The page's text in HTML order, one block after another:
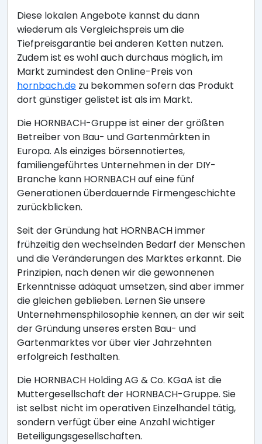
Diese lokalen Angebote kannst du dann
wiederum als Vergleichspreis um die
Tiefpreisgarantie bei anderen Ketten nutzen.
Zudem ist es wohl auch durchaus möglich, im
Markt zumindest den Online-Preis von
hornbach.de zu bekommen sofern das Produkt
dort günstiger gelistet ist als im Markt.
Die HORNBACH-Gruppe ist einer der größten
Betreiber von Bau- und Gartenmärkten in
Europa. Als einziges börsennotiertes,
familiengeführtes Unternehmen in der DIY-
Branche kann HORNBACH auf eine fünf
Generationen überdauernde Firmengeschichte
zurückblicken.
Seit der Gründung hat HORNBACH immer
frühzeitig den wechselnden Bedarf der Menschen
und die Veränderungen des Marktes erkannt. Die
Prinzipien, nach denen wir die gewonnenen
Erkenntnisse adäquat umsetzen, sind aber immer
die gleichen geblieben. Lernen Sie unsere
Unternehmensphilosophie kennen, an der wir seit
der Gründung unseres ersten Bau- und
Gartenmarktes vor über vier Jahrzehnten
erfolgreich festhalten.
Die HORNBACH Holding AG & Co. KGaA ist die
Muttergesellschaft der HORNBACH-Gruppe. Sie
ist selbst nicht im operativen Einzelhandel tätig,
sondern verfügt über eine Anzahl wichtiger
Beteiligungsgesellschaften.